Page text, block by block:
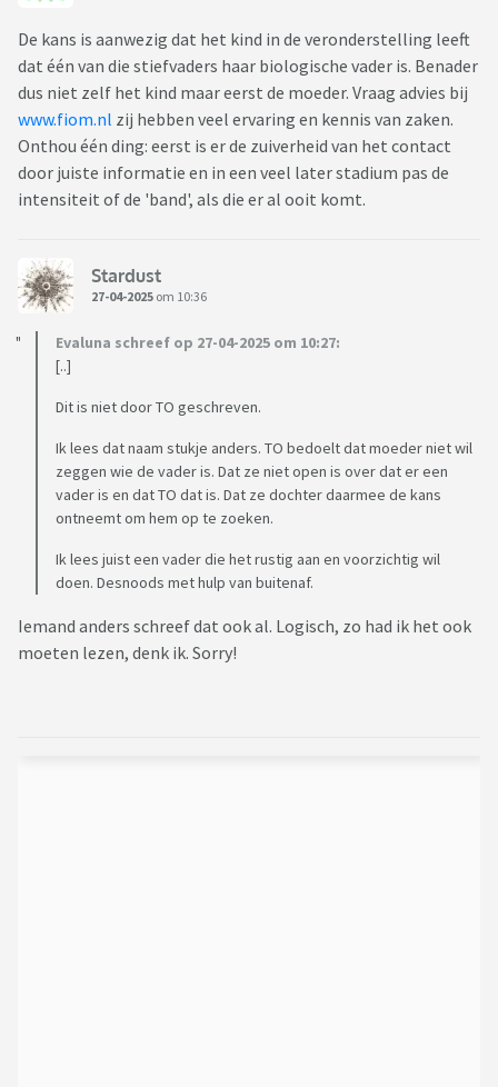
De kans is aanwezig dat het kind in de veronderstelling leeft
dat één van die stiefvaders haar biologische vader is. Benader
dus niet zelf het kind maar eerst de moeder. Vraag advies bij
www.fiom.nl zij hebben veel ervaring en kennis van zaken.
Onthou één ding: eerst is er de zuiverheid van het contact
door juiste informatie en in een veel later stadium pas de
intensiteit of de 'band', als die er al ooit komt.
Stardust
27-04-2025 om 10:36
Evaluna schreef op 27-04-2025 om 10:27:
[..]
Dit is niet door TO geschreven.
Ik lees dat naam stukje anders. TO bedoelt dat moeder niet wil
zeggen wie de vader is. Dat ze niet open is over dat er een
vader is en dat TO dat is. Dat ze dochter daarmee de kans
ontneemt om hem op te zoeken.
Ik lees juist een vader die het rustig aan en voorzichtig wil
doen. Desnoods met hulp van buitenaf.
Iemand anders schreef dat ook al. Logisch, zo had ik het ook
moeten lezen, denk ik. Sorry!